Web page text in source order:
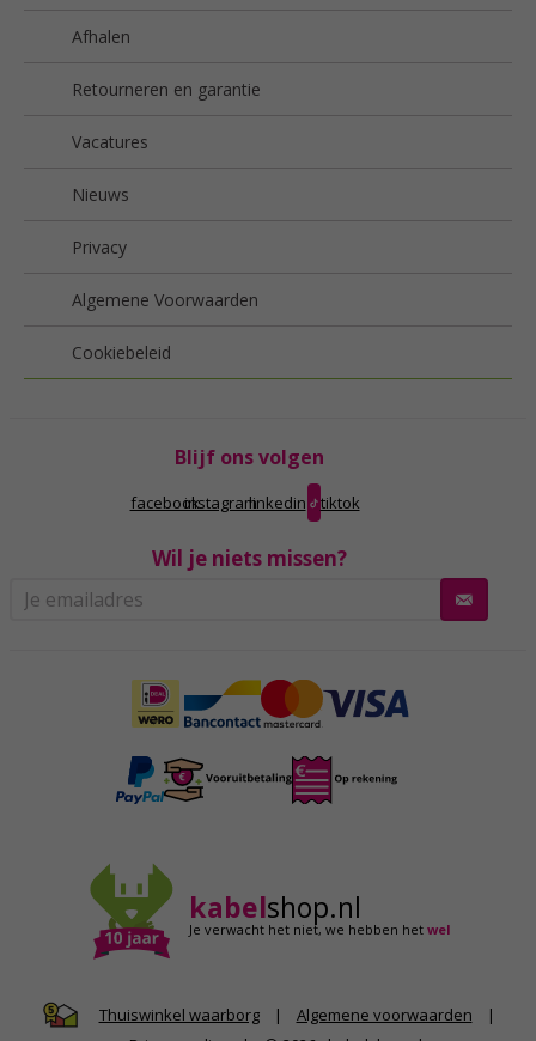
Afhalen
Retourneren en garantie
Vacatures
Nieuws
Privacy
Algemene Voorwaarden
Cookiebeleid
Blijf ons volgen
facebookinstagramlinkedin tiktok
Wil je niets missen?
kabelshop.nl
Je verwacht het niet,we hebben hetwel
Thuiswinkel waarborg | Algemene voorwaarden
|